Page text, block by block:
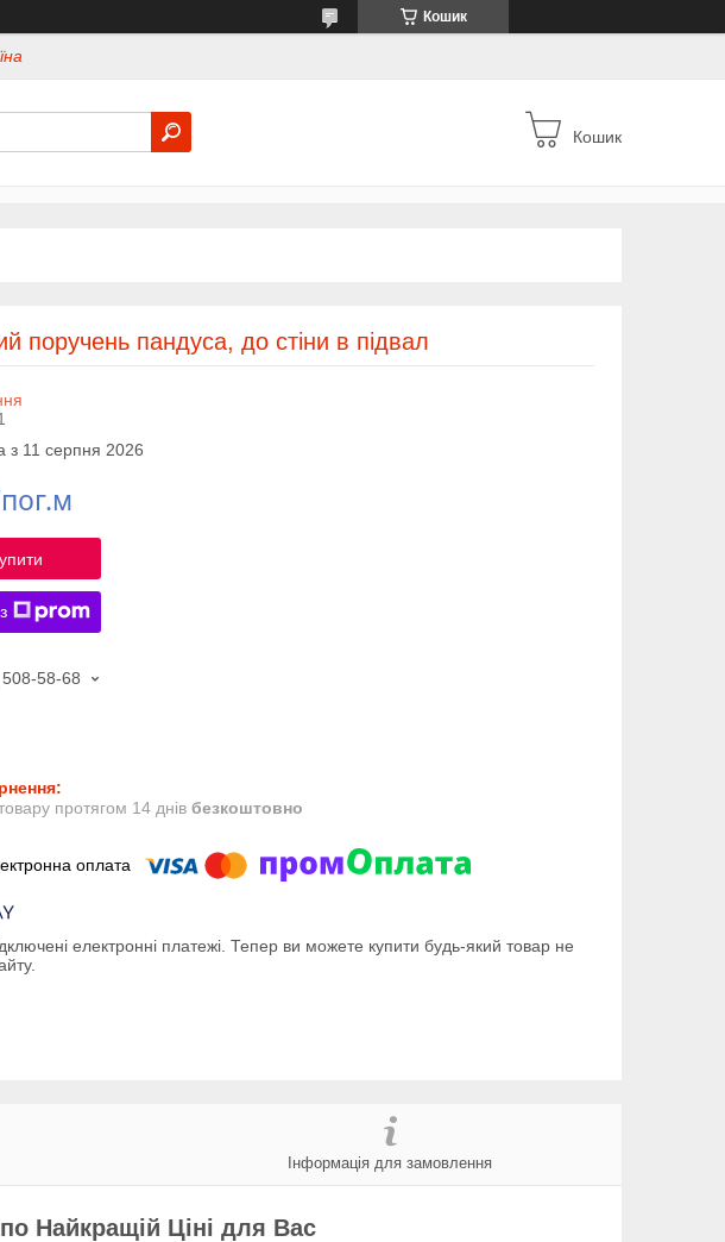
Кошик
Кошик
поручень пандуса, до стіни в підвал
з 11 серпня 2026
58-68
протягом 14 днів безкоштовно
електронні платежі. Тепер ви можете купити будь-який товар не
Інформація для замовлення
Найкращій Ціні для Вас